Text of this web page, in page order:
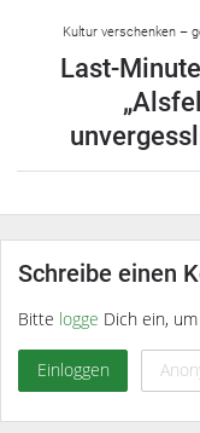
Kultur verschenken –
Last-
Schreibe einen
Bitte logge Dich ein,
Einloggen